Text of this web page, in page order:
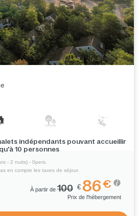
indépendants pouvant accueillir
10 personnes
- 2 nuits) - 0pers.
en compte les taxes de séjour.
À partir de 100 € 86€
Prix de l'hébergement